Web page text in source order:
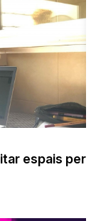
espais per